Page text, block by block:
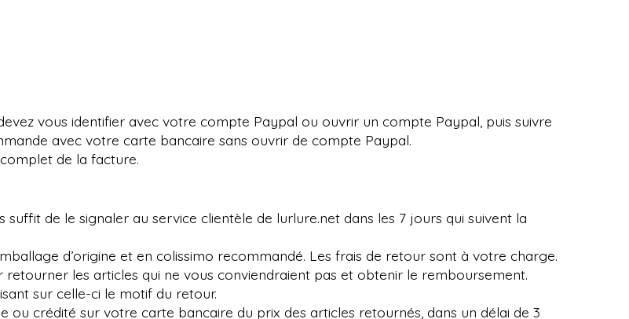
vous identifier avec votre compte Paypal ou ouvrir un compte Paypal, puis suivre
avec votre carte bancaire sans ouvrir de compte Paypal.
de la facture.
suffit de le signaler au service clientèle de lurlure.net dans les 7 jours qui suivent la
d’origine et en colissimo recommandé. Les frais de retour sont à votre charge.
les articles qui ne vous conviendraient pas et obtenir le remboursement.
sur celle-ci le motif du retour.
ou crédité sur votre carte bancaire du prix des articles retournés, dans un délai de 3